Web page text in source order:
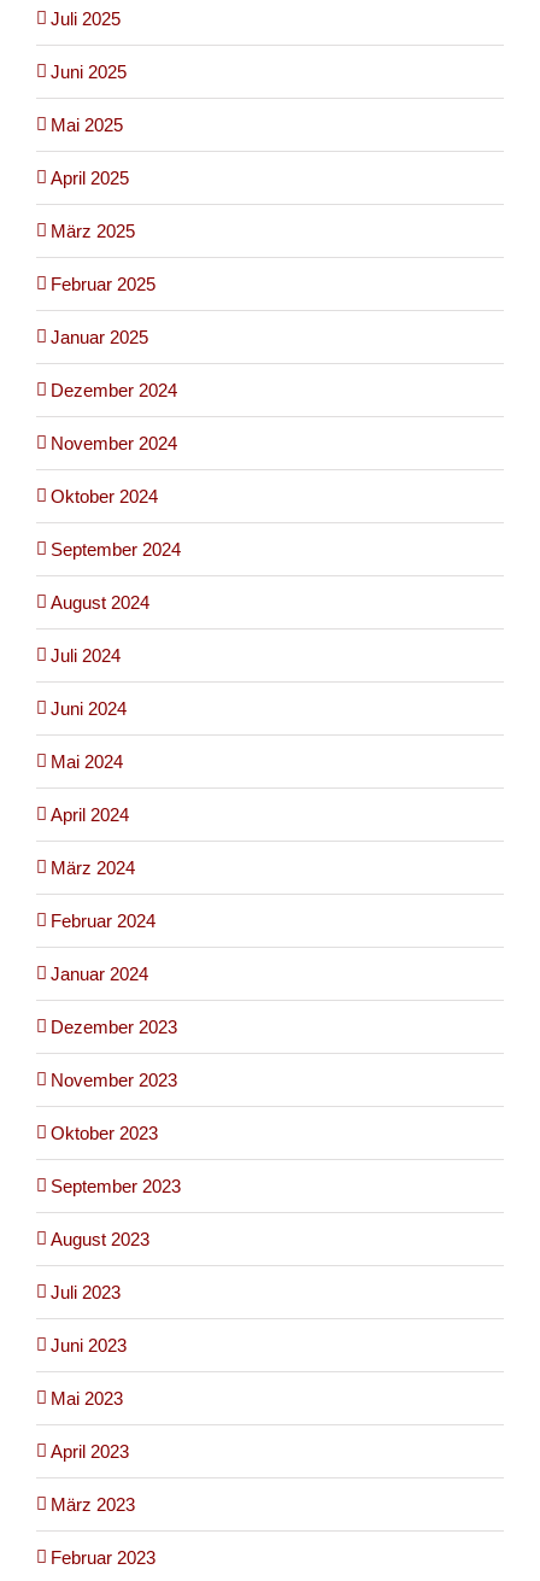
Juli 2025
Juni 2025
Mai 2025
April 2025
März 2025
Februar 2025
Januar 2025
Dezember 2024
November 2024
Oktober 2024
September 2024
August 2024
Juli 2024
Juni 2024
Mai 2024
April 2024
März 2024
Februar 2024
Januar 2024
Dezember 2023
November 2023
Oktober 2023
September 2023
August 2023
Juli 2023
Juni 2023
Mai 2023
April 2023
März 2023
Februar 2023